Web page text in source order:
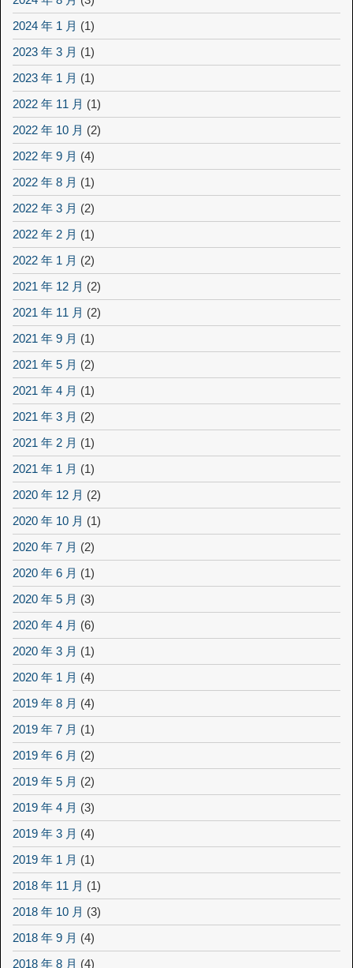
2024 年 1 月 (1)
2023 年 3 月 (1)
2023 年 1 月 (1)
2022 年 11 月 (1)
2022 年 10 月 (2)
2022 年 9 月 (4)
2022 年 8 月 (1)
2022 年 3 月 (2)
2022 年 2 月 (1)
2022 年 1 月 (2)
2021 年 12 月 (2)
2021 年 11 月 (2)
2021 年 9 月 (1)
2021 年 5 月 (2)
2021 年 4 月 (1)
2021 年 3 月 (2)
2021 年 2 月 (1)
2021 年 1 月 (1)
2020 年 12 月 (2)
2020 年 10 月 (1)
2020 年 7 月 (2)
2020 年 6 月 (1)
2020 年 5 月 (3)
2020 年 4 月 (6)
2020 年 3 月 (1)
2020 年 1 月 (4)
2019 年 8 月 (4)
2019 年 7 月 (1)
2019 年 6 月 (2)
2019 年 5 月 (2)
2019 年 4 月 (3)
2019 年 3 月 (4)
2019 年 1 月 (1)
2018 年 11 月 (1)
2018 年 10 月 (3)
2018 年 9 月 (4)
2018 年 8 月 (4)